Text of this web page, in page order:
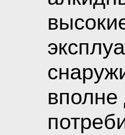
вполне